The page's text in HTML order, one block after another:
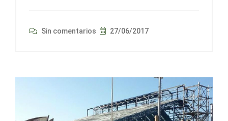
Sin comentarios 27/06/2017